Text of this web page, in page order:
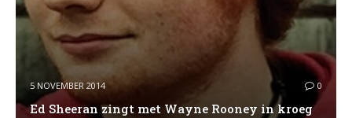
5 NOVEMBER 2014 0
Ed Sheeran zingt met Wayne Rooney in kroeg